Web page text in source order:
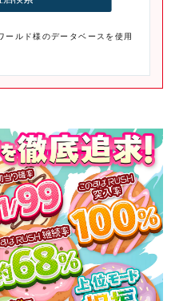
ルド様のデータベースを使用